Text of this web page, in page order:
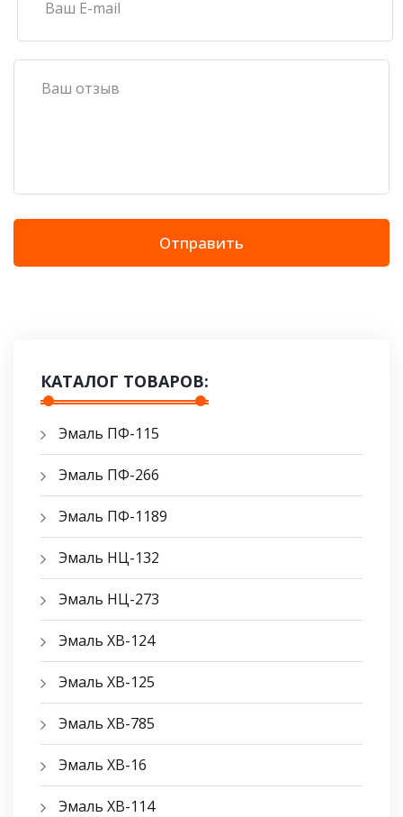
Отправить
КАТАЛОГ ТОВАРОВ:
Эмаль ПФ-115
Эмаль ПФ-266
Эмаль ПФ-1189
Эмаль НЦ-132
Эмаль НЦ-273
Эмаль ХВ-124
Эмаль ХВ-125
Эмаль ХВ-785
Эмаль ХВ-16
Эмаль ХВ-114